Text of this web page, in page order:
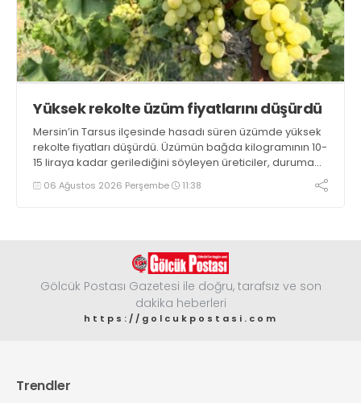
Yüksek rekolte üzüm fiyatlarını düşürdü
Mersin’in Tarsus ilçesinde hasadı süren üzümde yüksek
rekolte fiyatları düşürdü. Üzümün bağda kilogramının 10-
15 liraya kadar gerilediğini söyleyen üreticiler, duruma
tepki gösterdi
06 Ağustos 2026 Perşembe 11:38
Gölcük Postası Gazetesi ile doğru, tarafsız ve son
dakika heberleri
https://golcukpostasi.com
Trendler